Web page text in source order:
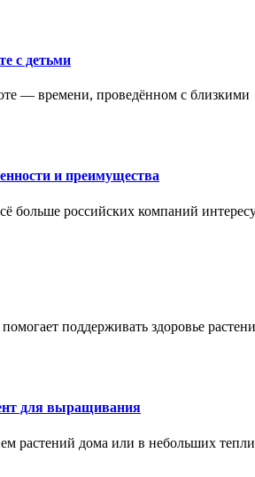
с детьми
— времени, проведённом с близкими
и преимущества
больше российских компаний
поддерживать здоровье
для выращивания
растений дома или в небольших